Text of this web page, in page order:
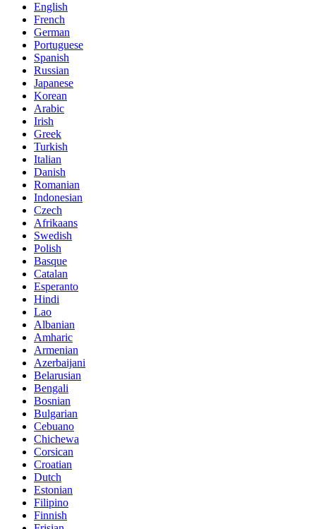
English
French
German
Portuguese
Spanish
Russian
Japanese
Korean
Arabic
Irish
Greek
Turkish
Italian
Danish
Romanian
Indonesian
Czech
Afrikaans
Swedish
Polish
Basque
Catalan
Esperanto
Hindi
Lao
Albanian
Amharic
Armenian
Azerbaijani
Belarusian
Bengali
Bosnian
Bulgarian
Cebuano
Chichewa
Corsican
Croatian
Dutch
Estonian
Filipino
Finnish